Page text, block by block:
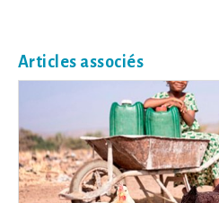
Articles associés